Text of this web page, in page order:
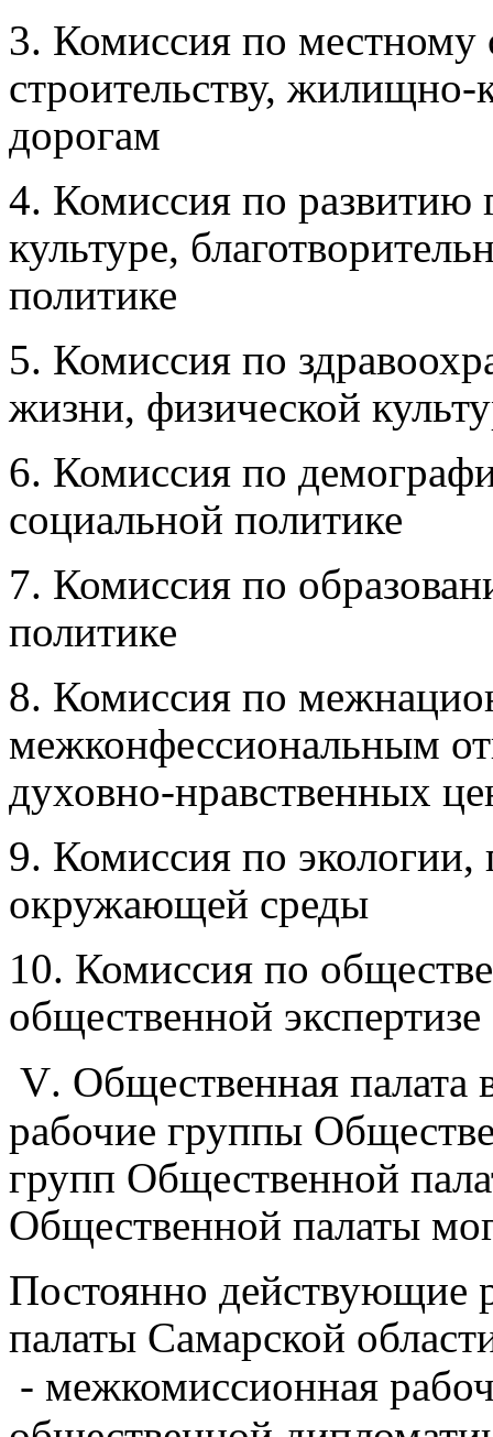
3. Комиссия по местному
строительству,
дорогам
4. Комиссия по развитию
культуре,
политике
5. Комиссия по
жизни, физической
6. Комиссия по
социальной политике
7. Комиссия по
политике
8. Комиссия по
межконфессиональным
духовно-нравственных
9. Комиссия по
окружающей среды
10. Комиссия по
общественной экспертизе
V. Общественная палата
рабочие группы
групп Общественной
Общественной палаты
Постоянно действующие
палаты Самарской
- межкомиссионная